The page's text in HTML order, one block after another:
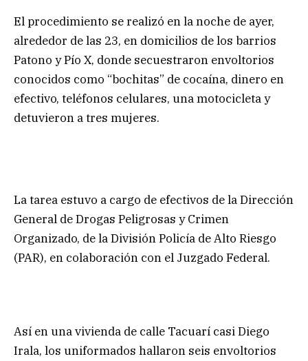
El procedimiento se realizó en la noche de ayer,
alrededor de las 23, en domicilios de los barrios
Patono y Pío X, donde secuestraron envoltorios
conocidos como “bochitas” de cocaína, dinero en
efectivo, teléfonos celulares, una motocicleta y
detuvieron a tres mujeres.
La tarea estuvo a cargo de efectivos de la Dirección
General de Drogas Peligrosas y Crimen
Organizado, de la División Policía de Alto Riesgo
(PAR), en colaboración con el Juzgado Federal.
Así en una vivienda de calle Tacuarí casi Diego
Irala, los uniformados hallaron seis envoltorios